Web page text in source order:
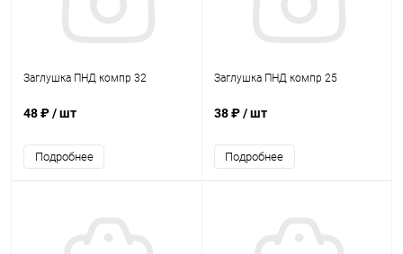
Заглушка ПНД компр 32
48 ₽/ шт
Подробнее
Заглушка ПНД компр 25
38 ₽/ шт
Подробнее